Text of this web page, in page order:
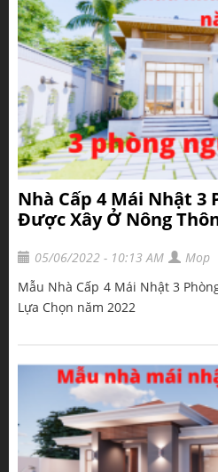
Nhà Cấp 4 Mái Nhật 3
Được Xây Ở Nông
05/06/2022 - 10:13 AM
Mop
Mẫu Nhà Cấp 4 Mái Nhật 3
Lựa Chọn năm 2022